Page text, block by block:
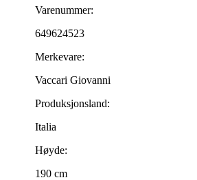
Varenummer:
649624523
Merkevare:
Vaccari Giovanni
Produksjonsland:
Italia
Høyde:
190 cm